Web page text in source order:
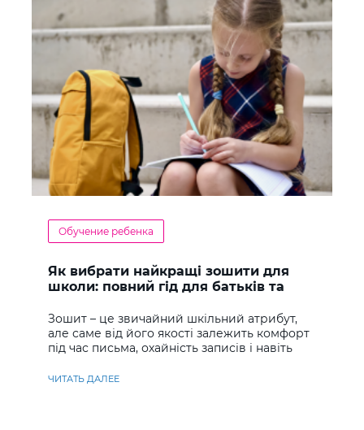
Обучение ребенка
Як вибрати найкращі зошити для
школи: повний гід для батьків та
Зошит – це звичайний шкільний атрибут,
але саме від його якості залежить комфорт
під час письма, охайність записів і навіть
ЧИТАТЬ ДАЛЕЕ